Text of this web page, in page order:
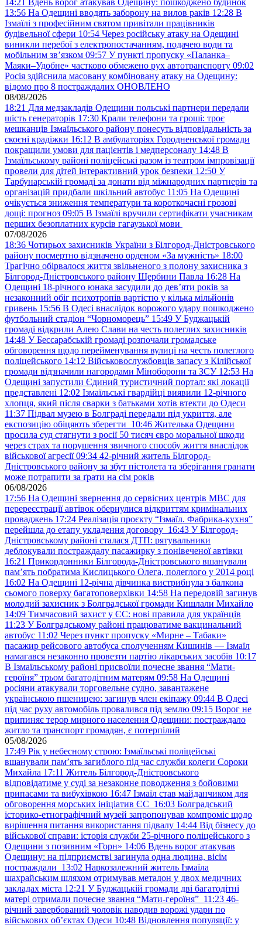
14:21 Вдень ворог атакував Одещину: пошкоджено будинок
13:56 На Одещині вводять заборону на вилов раків 12:28 В
Ізмаїлі з професійним святом привітали працівників
будівельної сфери 10:54 Через російську атаку на Одещині
виникли перебої з електропостачанням, подачею води та
мобільним звʼязком 09:57 У пункті пропуску «Паланка–
Маяки–Удобне» частково обмежено рух автотранспорту 09:02
Росія здійснила масовану комбіновану атаку на Одещину:
відомо про 8 постраждалих ОНОВЛЕНО
08/08/2026
18:21 Для медзакладів Одещини польські партнери передали
шість генераторів 17:30 Крали телефони та гроші: троє
мешканців Ізмаїльського району понесуть відповідальність за
скоєні крадіжки 16:12 В амбулаторіях Городненської громади
покращили умови для пацієнтів і медперсоналу 14:48 В
Ізмаїльському районі поліцейські разом із театром імпровізації
провели для дітей інтерактивний урок безпеки 12:50 У
Тарбунарській громаді за донати від міжнародних партнерів та
організацій придбали шкільний автобус 11:05 На Одещині
очікується зниження температури та короткочасні грозові
дощі: прогноз 09:05 В Ізмаїлі вручили сертифікати учасникам
перших безоплатних курсів гагаузької мови
07/08/2026
18:36 Чотирьох захисників України з Білгород-Дністровського
району посмертно відзначено орденом «За мужність» 18:00
Трагічно обірвалося життя звільненого з полону захисника з
Білгород-Дністровського району Щербини Павла 16:28 На
Одещині 18-річного юнака засудили до дев’яти років за
незаконний обіг психотропів вартістю у кілька мільйонів
гривень 15:56 В Одесі внаслідок ворожого удару пошкоджено
футбольний стадіон “Чорноморець” 15:49 У Буджацькій
громаді відкрили Алею Слави на честь полеглих захисників
14:48 У Бессарабській громаді розпочали громадське
обговорення щодо перейменування вулиці на честь полеглого
поліцейського 14:12 Військовослужбовців запасу з Кілійської
громади відзначили нагородами Міноборони та ЗСУ 12:53 На
Одещині запустили Єдиний туристичний портал: які локації
представлені 12:02 Ізмаїльські гвардійці виявили 12-річного
хлопця, який після сварки з батьками хотів втекти до Одеси
11:37 Підвал музею в Болграді передали під укриття, але
експозицію обіцяють зберегти 10:46 Жителька Одещини
просила суд стягнути з росії 50 тисяч євро моральної шкоди
через страх та порушення звичного способу життя внаслідок
військової агресії 09:34 42-річний житель Білгород-
Дністровського району за збут пістолета та зберігання гранати
може потрапити за ґрати на сім років
06/08/2026
17:56 На Одещині звернення до сервісних центрів МВС для
перереєстрації автівок обернулися відкриттям кримінальних
проваджень 17:24 Реалізація проєкту “Ізмаїл. Фабрика-кухня”
перейшла до етапу укладення договору 16:43 У Білгород-
Дністровському районі сталася ДТП: рятувальники
деблокували постраждалу пасажирку з понівеченої автівки
16:21 Прикордонники Білгорода-Дністровського вшанували
пам’ять побратима Кислицького Олега, полеглого у 2014 році
16:02 На Одещині 12-річна дівчинка вистрибнула з балкона
сьомого поверху багатоповерхівки 14:58 На передовій загинув
молодий захисник з Болградської громади Кишлали Михайло
14:09 Тимчасовий захист у ЄС: нові правила для українців
11:23 У Болградському районі працюватиме вакцинальний
автобус 11:02 Через пункт пропуску «Мирне – Табаки»
пасажир рейсового автобуса сполученням Кишинів — Ізмаїл
намагався незаконно провезти партію лікарських засобів 10:17
В Ізмаїльському районі присвоїли почесне звання “Мати-
героїня” трьом багатодітним матерям 09:58 На Одещині
росіяни атакували торговельне судно, завантажене
українською пшеницею: загинув член екіпажу 09:44 В Одесі
під час руху автомобіль провалився під землю 09:15 Ворог не
припиняє терор мирного населення Одещини: постраждало
житло та транспорт громадян, є потерпілий
05/08/2026
17:49 Рік у небесному строю: Ізмаїльські поліцейські
вшанували пам’ять загиблого під час служби колеги Сороки
Михайла 17:11 Житель Білгород-Дністровського
відповідатиме у суді за незаконне поводження з бойовими
припасами та вибухівкою 16:47 Ізмаїл став майданчиком для
обговорення морських ініціатив ЄС 16:03 Болградський
історико-етнографічний музей запропонував компроміс щодо
вирішення питання використання підвалу 14:44 Від бізнесу до
військової справи: історія служби 25-річного поліцейського з
Одещини з позивним «Горн» 14:06 Вдень ворог атакував
Одещину: на підприємстві загинула одна людина, вісім
постраждали 13:02 Наркозалежний житель Ізмаїла
шахрайським шляхом отримував метадон у двох медичних
закладах міста 12:21 У Буджацькій громади дві багатодітні
матері отримали почесне звання “Мати-героїня” 11:23 46-
річний завербований чоловік наводив ворожі удари по
військових обʼєктах Одеси 10:48 Відновлення популяції: у